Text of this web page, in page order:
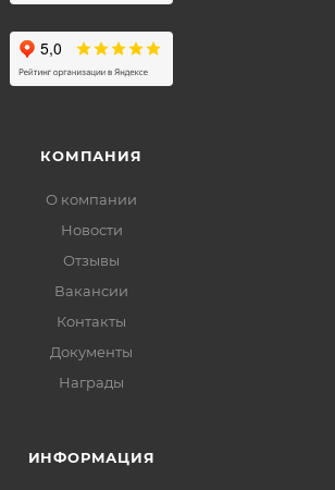
КОМПАНИЯ
О компании
Новости
Отзывы
Вакансии
Контакты
Документы
Награды
ИНФОРМАЦИЯ